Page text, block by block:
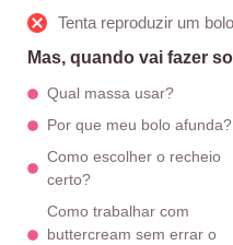
Tenta reproduzir um
Mas, quando vai fazer
Qual massa usar?
Por que meu bolo afunda?
Como escolher o recheio
certo?
Como trabalhar com
buttercream sem errar o